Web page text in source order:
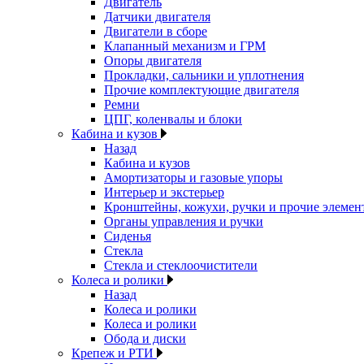
Датчики двигателя
Двигатели в сборе
Клапанный механизм и ГРМ
Опоры двигателя
Прокладки, сальники и уплотнения
Прочие комплектующие двигателя
Ремни
ЦПГ, коленвалы и блоки
Кабина и кузов
Назад
Кабина и кузов
Амортизаторы и газовые упоры
Интерьер и экстерьер
Кронштейны, кожухи, ручки и прочие
Органы управления и ручки
Сиденья
Стекла
Стекла и стеклоочистители
Колеса и ролики
Назад
Колеса и ролики
Колеса и ролики
Обода и диски
Крепеж и РТИ